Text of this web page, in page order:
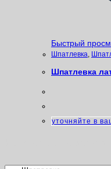
Быстрый
Шпатлевка,
Шпатлевка
уточняйте в